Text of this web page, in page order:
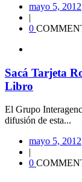
mayo 5, 2012
|
0
Sacá Tarjeta
Libro
El Grupo
difusión de esta...
mayo 5, 2012
|
0